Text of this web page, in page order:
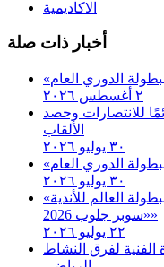
الاكاديمية
أخبار ذات صلة
الدوري العام
٢ أغسطس ٢٠٢٦
للانتصارات وحصد
الألقاب
٣٠ يوليو ٢٠٢٦
الدوري العام
٣٠ يوليو ٢٠٢٦
«رجال يد الأهلي» في المجموعة الثانية ببطولة العالم للأندية
«سوبر جلوب 2026»
٢٢ يوليو ٢٠٢٦
لفرق النشاط